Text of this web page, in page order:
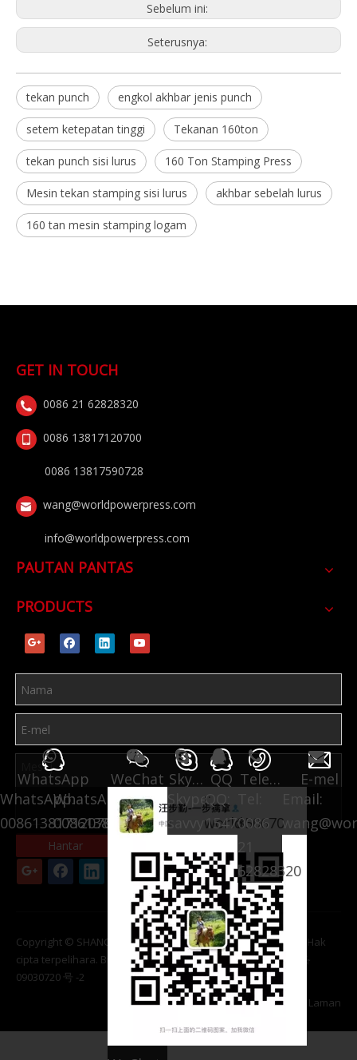
Sebelum ini:
Seterusnya:
tekan punch engkol akhbar jenis punch
setem ketepatan tinggi Tekanan 160ton
tekan punch sisi lurus 160 Ton Stamping Press
Mesin tekan stamping sisi lurus akhbar sebelah lurus
160 tan mesin stamping logam
WhatsApp
WhatsApp:
008613817120700
WhatsApp:
008613817590728
WeChat Skype
Skype:
savvyworld
QQ
QQ:
1547850670
Telefon
Tel:
0086
21
62828320
E-mel
Email:
GET IN TOUCH
0086 21 62828320
0086 13817120700
0086 13817590728
wang@worldpowerpress.com
info@worldpowerpress.com
PAUTAN PANTAS
PRODUCTS
Hantar
Copyright © SHANGHAI Yingxin WORLD MACHINERY CO., LTD. Hak
cipta terpelihara. Bilangan laman web Registeration: 沪 ICP 备
09030720 号 -2
teknologi denganleadong/ Peta Laman